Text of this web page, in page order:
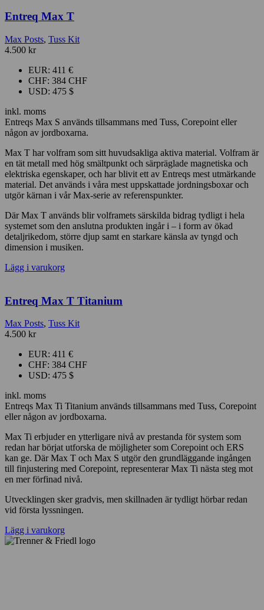
Entreq Max T
Max Posts, Tuss Kit
4.500 kr
EUR: 411 €
CHF: 384 CHF
USD: 475 $
inkl. moms
Entreqs Max S används tillsammans med Tuss, Corepoint eller
någon av jordboxarna.
Max T har volfram som sitt huvudsakliga aktiva material. Volfram är
en tät metall med hög smältpunkt och särpräglade magnetiska och
elektriska egenskaper, och har blivit ett av Entreqs mest utmärkande
material. Det används i våra mest uppskattade jordningsboxar och
utgör kärnan i vår Max-serie av referenspunkter.
Där Max T används blir volframets särskilda bidrag tydligt i hela
systemet som den anslutna produkten ingår i – i form av ökad
detaljrikedom, större djup samt en starkare känsla av tyngd och
dimension i musiken.
Lägg i varukorg
Entreq Max T Titanium
Max Posts, Tuss Kit
4.500 kr
EUR: 411 €
CHF: 384 CHF
USD: 475 $
inkl. moms
Entreqs Max Ti Titanium används tillsammans med Tuss, Corepoint
eller någon av jordboxarna.
Max Ti erbjuder en ytterligare nivå av prestanda för system som
redan har börjat utforska de möjligheter som Corepoint och ERS
kan ge. Där Max T och Max S utgör den grundläggande ingången
till finjustering med Corepoint, representerar Max Ti nästa steg mot
en mer förfinad nivå.
Utvecklingen sker gradvis, men skillnaden är tydligt hörbar redan
vid första lyssningen.
Lägg i varukorg